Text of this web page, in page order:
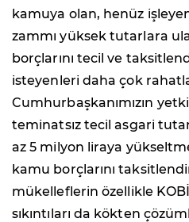
kamuya olan, henüz
zammı yüksek tutarlara
borçlarını tecil ve
isteyenleri daha çok
Cumhurbaşkanımızın
teminatsız tecil asgari
az 5 milyon liraya
kamu borçlarını
mükelleflerin özellikle
sıkıntıları da kökten